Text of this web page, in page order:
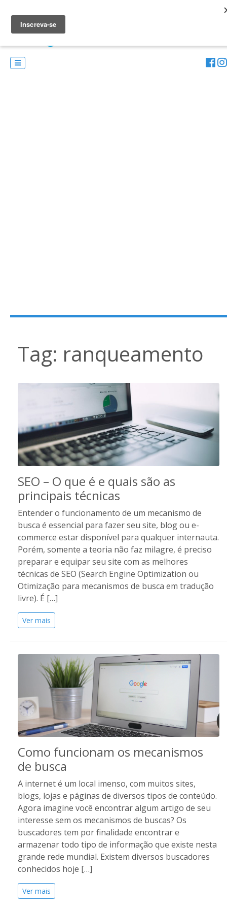
Tag: ranqueamento
SEO – O que é e quais são as
principais técnicas
Entender o funcionamento de um mecanismo de
busca é essencial para fazer seu site, blog ou e-
commerce estar disponível para qualquer internauta.
Porém, somente a teoria não faz milagre, é preciso
preparar e equipar seu site com as melhores
técnicas de SEO (Search Engine Optimization ou
Otimização para mecanismos de busca em tradução
livre). É […]
Ver mais
Como funcionam os mecanismos
de busca
A internet é um local imenso, com muitos sites,
blogs, lojas e páginas de diversos tipos de conteúdo.
Agora imagine você encontrar algum artigo de seu
interesse sem os mecanismos de buscas? Os
buscadores tem por finalidade encontrar e
armazenar todo tipo de informação que existe nesta
grande rede mundial. Existem diversos buscadores
conhecidos hoje […]
Ver mais